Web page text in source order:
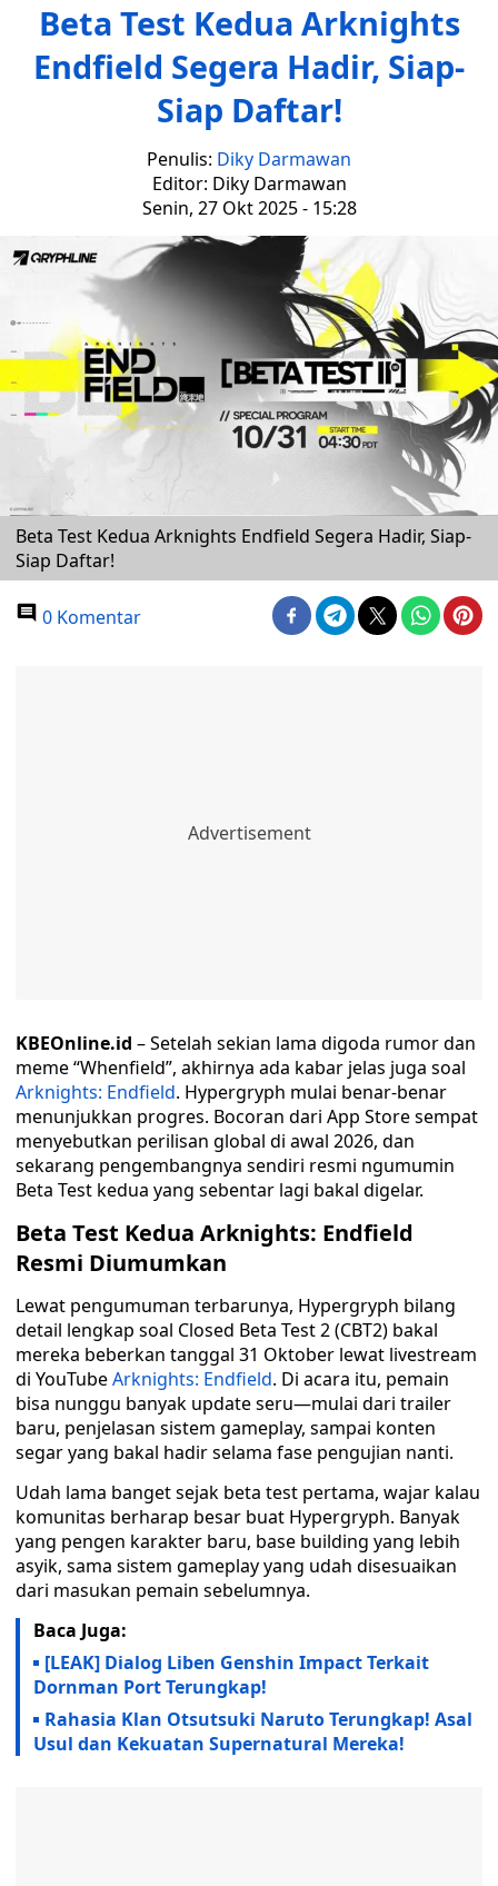
Beta Test Kedua Arknights
Endfield Segera Hadir, Siap-
Siap Daftar!
Penulis: Diky Darmawan
Editor: Diky Darmawan
Senin, 27 Okt 2025 - 15:28
Beta Test Kedua Arknights Endfield Segera Hadir, Siap-
Siap Daftar!
0 Komentar
KBEOnline.id – Setelah sekian lama digoda rumor dan
meme “Whenfield”, akhirnya ada kabar jelas juga soal
Arknights: Endfield. Hypergryph mulai benar-benar
menunjukkan progres. Bocoran dari App Store sempat
menyebutkan perilisan global di awal 2026, dan
sekarang pengembangnya sendiri resmi ngumumin
Beta Test kedua yang sebentar lagi bakal digelar.
Beta Test Kedua Arknights: Endfield
Resmi Diumumkan
Lewat pengumuman terbarunya, Hypergryph bilang
detail lengkap soal Closed Beta Test 2 (CBT2) bakal
mereka beberkan tanggal 31 Oktober lewat livestream
di YouTubeArknights: Endfield. Di acara itu, pemain
bisa nunggu banyak update seru—mulai dari trailer
baru, penjelasan sistem gameplay, sampai konten
segar yang bakal hadir selama fase pengujian nanti.
Udah lama banget sejak beta test pertama, wajar kalau
komunitas berharap besar buat Hypergryph. Banyak
yang pengen karakter baru, base building yang lebih
asyik, sama sistem gameplay yang udah disesuaikan
dari masukan pemain sebelumnya.
Baca Juga:
[LEAK] Dialog Liben Genshin Impact Terkait
Dornman Port Terungkap!
Rahasia Klan Otsutsuki Naruto Terungkap! Asal
Usul dan Kekuatan Supernatural Mereka!